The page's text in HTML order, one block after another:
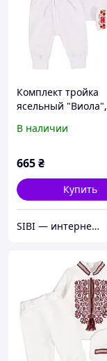
Комплект тройка
ясельный "Виола",
В наличии
665₴
Купить
SIBI — интернет-магазин товаров для дома: текстиль, одежда для всей семьи